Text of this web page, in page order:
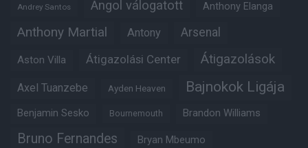
Andrey Santos Angol válogatott Anthony Elanga
Anthony Martial Antony Arsenal
Aston Villa Átigazolási Center Átigazolások
Axel Tuanzebe Ayden Heaven Bajnokok Ligája
Benjamin Sesko Bournemouth Brandon Williams
Bruno Fernandes Bryan Mbeumo